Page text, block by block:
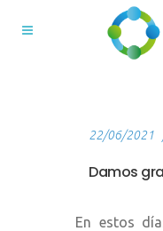
22/06/2021
Damos
En estos